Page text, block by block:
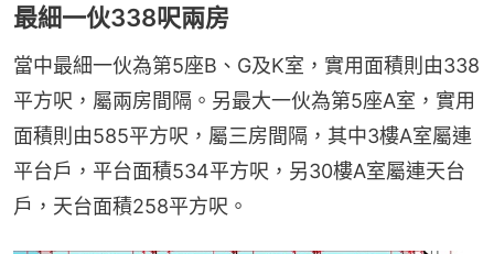
最細一伙338呎兩房
當中最細一伙為第5座B、G及K室，實用面積則由338
平方呎，屬兩房間隔。另最大一伙為第5座A室，實用
面積則由585平方呎，屬三房間隔，其中3樓A室屬連
平台戶，平台面積534平方呎，另30樓A室屬連天台
戶，天台面積258平方呎。